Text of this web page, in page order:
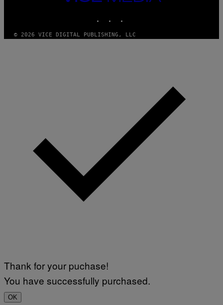
MEDIA
© 2026 VICE DIGITAL PUBLISHING, LLC
Thank for your puchase!
You have successfully purchased.
OK